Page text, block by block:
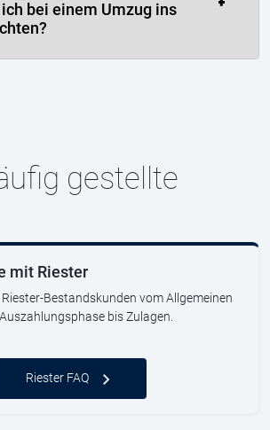
bei einem Umzug ins
gestellte
mit Riester
Bestandskunden vom Allgemeinen
bis Zulagen.
Riester FAQ